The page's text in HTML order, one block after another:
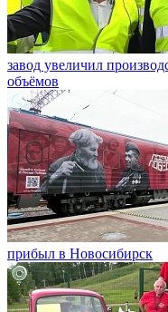
завод увеличил
объёмов
прибыл в Новосибирск